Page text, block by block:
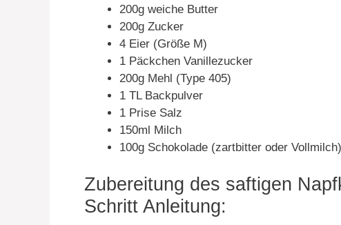
200g weiche Butter
200g Zucker
4 Eier (Größe M)
1 Päckchen Vanillezucker
200g Mehl (Type 405)
1 TL Backpulver
1 Prise Salz
150ml Milch
100g Schokolade (zartbitter oder
Zubereitung des saftigen
Schritt Anleitung: